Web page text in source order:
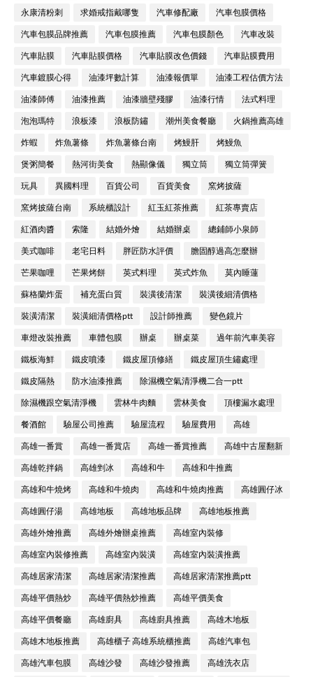
永康清粉刺 求婚戒指戴哪隻 汽車修配廠 汽車包膜價格
汽車包膜品牌推薦 汽車包膜推薦 汽車包膜顏色 汽車改裝
汽車貼膜 汽車貼膜價格 汽車貼膜改色價錢 汽車貼膜費用
汽車鍍膜心得 油漆坪數計算 油漆報價單 油漆工程估價方法
油漆師傅 油漆推薦 油漆牆壁殘膠 油漆行情 法式料理
泡泡瑪特 浪板漆 浪板防鏽 潮州美食餐廳 火鍋推薦高雄
炸蝦 炸魚薯條 炸魚薯條台南 烤鰻肝 烤鰻魚
煲粥簡餐 熱河街美食 熱顯像儀 獨立筒 獨立筒彈簧
玩具 異國料理 百貨公司 百貨美食 窯烤披薩
窯烤披薩台南 系統櫃設計 紅玉紅茶推薦 紅茶專賣店
紅酒肉醬 索隆 結婚外燴 結婚辦桌 總鋪師小泉師
美式咖啡 老宅日料 胖匠防水評價 膽固醇過高怎麼辦
芒果咖哩 芒果烤餅 英式料理 英式炸魚 莫內睡蓮
蘇格蘭炸蛋 補充蛋白質 裝潢後清潔 裝潢後細清價格
裝潢清潔 裝潢細清價格ptt 設計師推薦 變色鏡片
車燈改裝推薦 車體包膜 辦桌 辦桌菜 過年前汽車美容
鐵板海鮮 鐵皮噴漆 鐵皮屋頂修繕 鐵皮屋頂生鏽處理
鐵皮隔熱 防水油漆推薦 除濕機空氣清淨機二合一ptt
除濕機跟空氣清淨機 雲林牛肉麵 雲林美食 頂樓漏水處理
餐酒館 驗屋公司推薦 驗屋流程 驗屋費用 高雄
高雄一番賞 高雄一番賞店 高雄一番賞推薦 高雄中古屋翻新
高雄乾拌鍋 高雄剉冰 高雄和牛 高雄和牛推薦
高雄和牛燒烤 高雄和牛燒肉 高雄和牛燒肉推薦 高雄圓仔冰
高雄圓仔湯 高雄地板 高雄地板品牌 高雄地板推薦
高雄外燴推薦 高雄外燴辦桌推薦 高雄室內裝修
高雄室內裝修推薦 高雄室內裝潢 高雄室內裝潢推薦
高雄居家清潔 高雄居家清潔推薦 高雄居家清潔推薦ptt
高雄平價熱炒 高雄平價熱炒推薦 高雄平價美食
高雄平價餐廳 高雄廚具 高雄廚具推薦 高雄木地板
高雄木地板推薦 高雄櫃子 高雄系統櫃推薦 高雄汽車包
高雄汽車包膜 高雄沙發 高雄沙發推薦 高雄洗衣店